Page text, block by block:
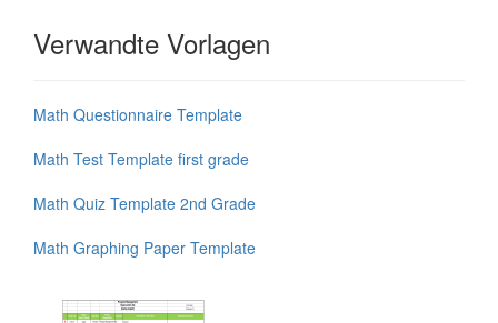
Verwandte Vorlagen
Math Questionnaire Template
Math Test Template first grade
Math Quiz Template 2nd Grade
Math Graphing Paper Template